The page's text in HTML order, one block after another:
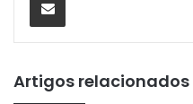
Artigos relacionados